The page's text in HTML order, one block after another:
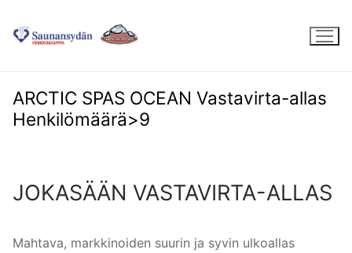
sisältöön
ARCTIC SPAS OCEAN Vastavirta-allas
Henkilömäärä>9
JOKASÄÄN VASTAVIRTA-ALLAS
Mahtava, markkinoiden suurin ja syvin ulkoallas